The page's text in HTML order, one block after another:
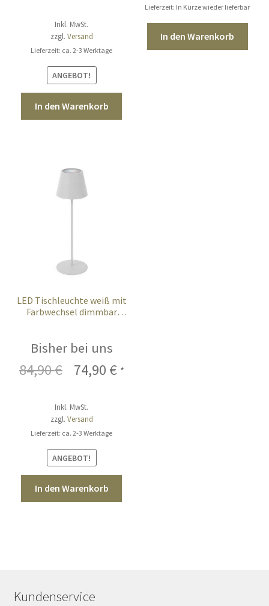
220,00 €
199,00 €.
Inkl. MwSt.
zzgl. Versand
Lieferzeit: ca. 2-3 Werktage
ANGEBOT!
In den Warenkorb
Lieferzeit: In Kürze wieder lieferbar
In den Warenkorb
LED Tischleuchte weiß mit
Farbwechsel dimmbar
Bisher bei uns
84,90€
Ursprünglicher
war:
84,90 €
74,90 €Aktueller
*
Inkl. MwSt.
zzgl. Versand
Lieferzeit: ca. 2-3 Werktage
ANGEBOT!
In den Warenkorb
Kundenservice